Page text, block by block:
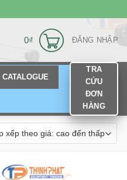
0₫ ĐĂNG NHẬP
CATALOGUE
TRA
CỨU
ĐƠN
HÀNG